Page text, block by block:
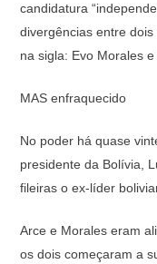
candidatura
divergências entre dois
na sigla: Evo Morales
MAS enfraquecido
No poder há quase
presidente da Bolívia,
fileiras o ex-líder
Arce e Morales eram
os dois começaram a